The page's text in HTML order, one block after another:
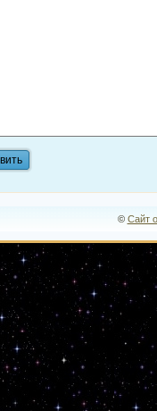
© Сайт